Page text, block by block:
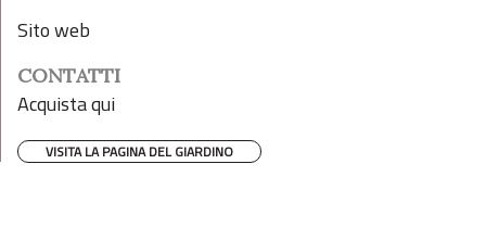
Sito web
CONTATTI
Acquista qui
VISITA LA PAGINA DEL GIARDINO